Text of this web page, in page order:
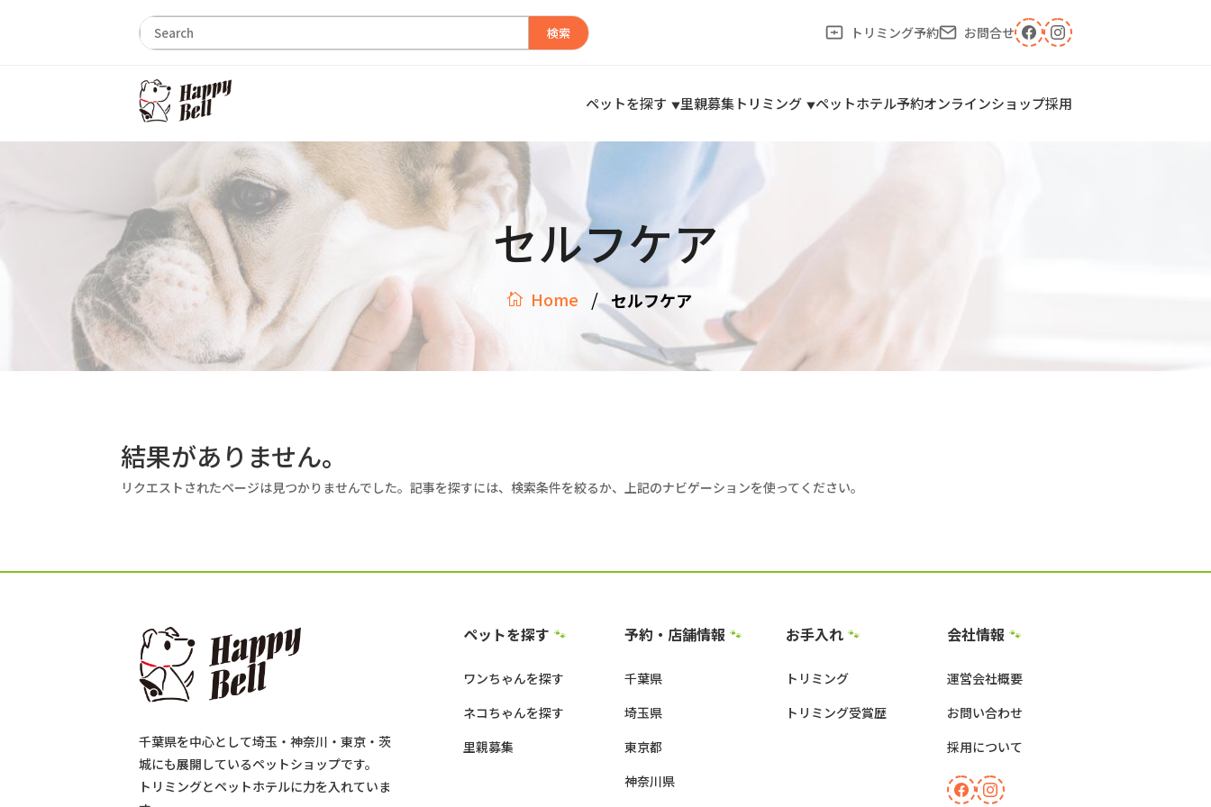
検索 トリミング予約 お問合せ
ペットを探す 里親募集トリミング ペットホテル予約オンラインショップ採用
セルフケア
Home / セルフケア
結果がありません。
リクエストされたページは見つかりませんでした。記事を探すには、検索条件を絞るか、上記のナビゲーションを使ってください。
千葉県を中心として埼玉・神奈川・東京・茨
城にも展開しているペットショップです。
トリミングとペットホテルに力を入れていま
ペットを探す 🐾
ワンちゃんを探す
ネコちゃんを探す
里親募集
予約・店舗情報 🐾
千葉県
埼玉県
東京都
神奈川県
お手入れ 🐾
トリミング
トリミング受賞歴
会社情報 🐾
運営会社概要
お問い合わせ
採用について